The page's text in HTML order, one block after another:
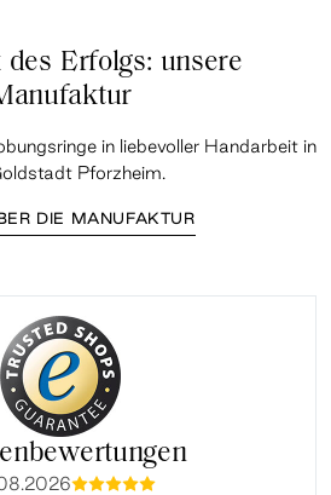
Erfolgs: unsere
in liebevoller Handarbeit in
Pforzheim.
DIE MANUFAKTUR
mmmmm